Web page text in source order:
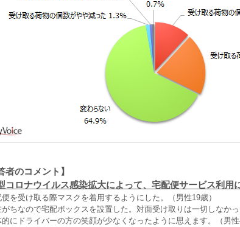
者のコメント】
コロナウイルス感染拡大によって、宅配便サービス利用
便を受け取る際マスクを着用するようにした。（男性19歳）
がちなので宅配ボックスを設置した。対面受け取りは一切しなかっ
的にドライバーの方の笑顔が少なくなったように思えます。（男性